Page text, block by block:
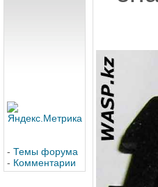
- Темы форума
- Комментарии